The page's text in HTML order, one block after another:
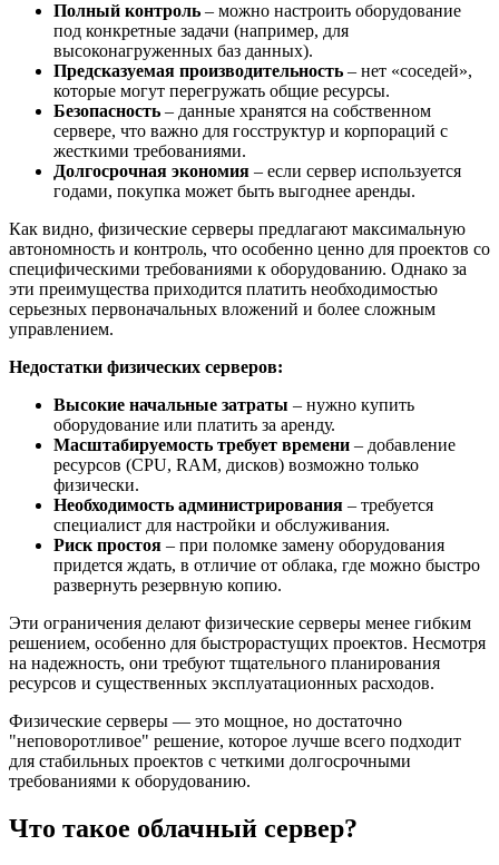
Полный контроль – можно настроить оборудование
под конкретные задачи (например, для
высоконагруженных баз данных).
Предсказуемая производительность – нет «соседей»,
которые могут перегружать общие ресурсы.
Безопасность – данные хранятся на собственном
сервере, что важно для госструктур и корпораций с
жесткими требованиями.
Долгосрочная экономия – если сервер используется
годами, покупка может быть выгоднее аренды.
Как видно, физические серверы предлагают максимальную
автономность и контроль, что особенно ценно для проектов со
специфическими требованиями к оборудованию. Однако за
эти преимущества приходится платить необходимостью
серьезных первоначальных вложений и более сложным
управлением.
Недостатки физических серверов:
Высокие начальные затраты – нужно купить
оборудование или платить за аренду.
Масштабируемость требует времени – добавление
ресурсов (CPU, RAM, дисков) возможно только
физически.
Необходимость администрирования – требуется
специалист для настройки и обслуживания.
Риск простоя – при поломке замену оборудования
придется ждать, в отличие от облака, где можно быстро
развернуть резервную копию.
Эти ограничения делают физические серверы менее гибким
решением, особенно для быстрорастущих проектов. Несмотря
на надежность, они требуют тщательного планирования
ресурсов и существенных эксплуатационных расходов.
Физические серверы — это мощное, но достаточно
"неповоротливое" решение, которое лучше всего подходит
для стабильных проектов с четкими долгосрочными
требованиями к оборудованию.
Что такое облачный сервер?